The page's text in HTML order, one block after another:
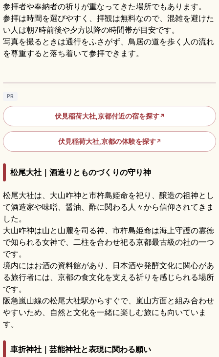
参拝者や奉納者の祈りが重なってきた場所でもあります。
参拝は時間を選びやすく、拝観は無料なので、混雑を避けた
い人は朝7時前後や夕方以降の時間帯が目安です。
写真を撮るときは通行をふさがず、鳥居の道を歩く人の流れ
を尊重すると落ち着いて参拝できます。
伏見稲荷大社の見どころ｜千本鳥居と稲荷山
PR
伏見稲荷大社,京都付近の宿を探す↗
伏見稲荷大社,京都の体験を探す↗
松尾大社｜酒造りとものづくりの守り神
松尾大社は、大山咋神と市杵島姫命を祀り、醸造の祖神とし
て酒造家や味噌、醤油、酢に関わる人々から信仰されてきま
した。
大山咋神は山と山麓を司る神、市杵島姫命は海上守護の霊徳
で知られる女神で、二柱を合わせ祀る京都最古級の社の一つ
です。
境内にはお酒の資料館があり、日本酒や発酵文化に関心があ
る旅行者には、京都の食文化を支える祈りを感じられる場所
です。
阪急嵐山線の松尾大社駅からすぐで、嵐山方面と組み合わせ
やすいため、自然と文化を一緒に楽しむ旅にも向いていま
す。
車折神社｜芸能神社と表現に関わる願い